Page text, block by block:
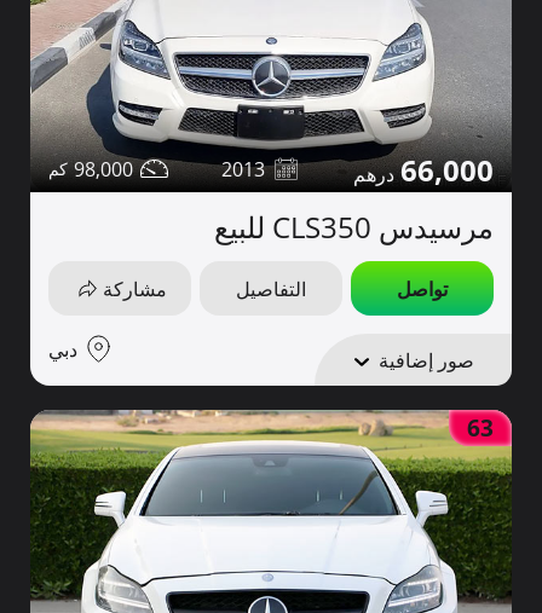
66,000
2013
98,000
مرسيدس CLS350 للبيع
تواصل التفاصيل مشاركة
صور إضافية دبي
63